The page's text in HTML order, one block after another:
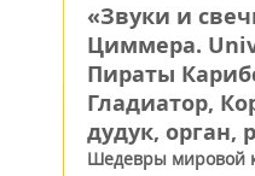
«Звуки и
Циммера.
Пираты
Гладиатор,
дудук, орган,
Шедевры мировой